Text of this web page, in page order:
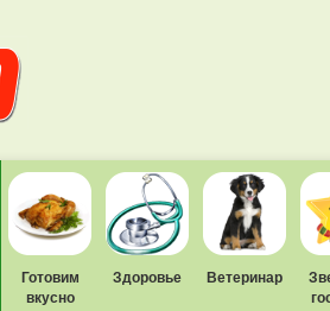
Готовим
вкусно
Здоровье Ветеринар